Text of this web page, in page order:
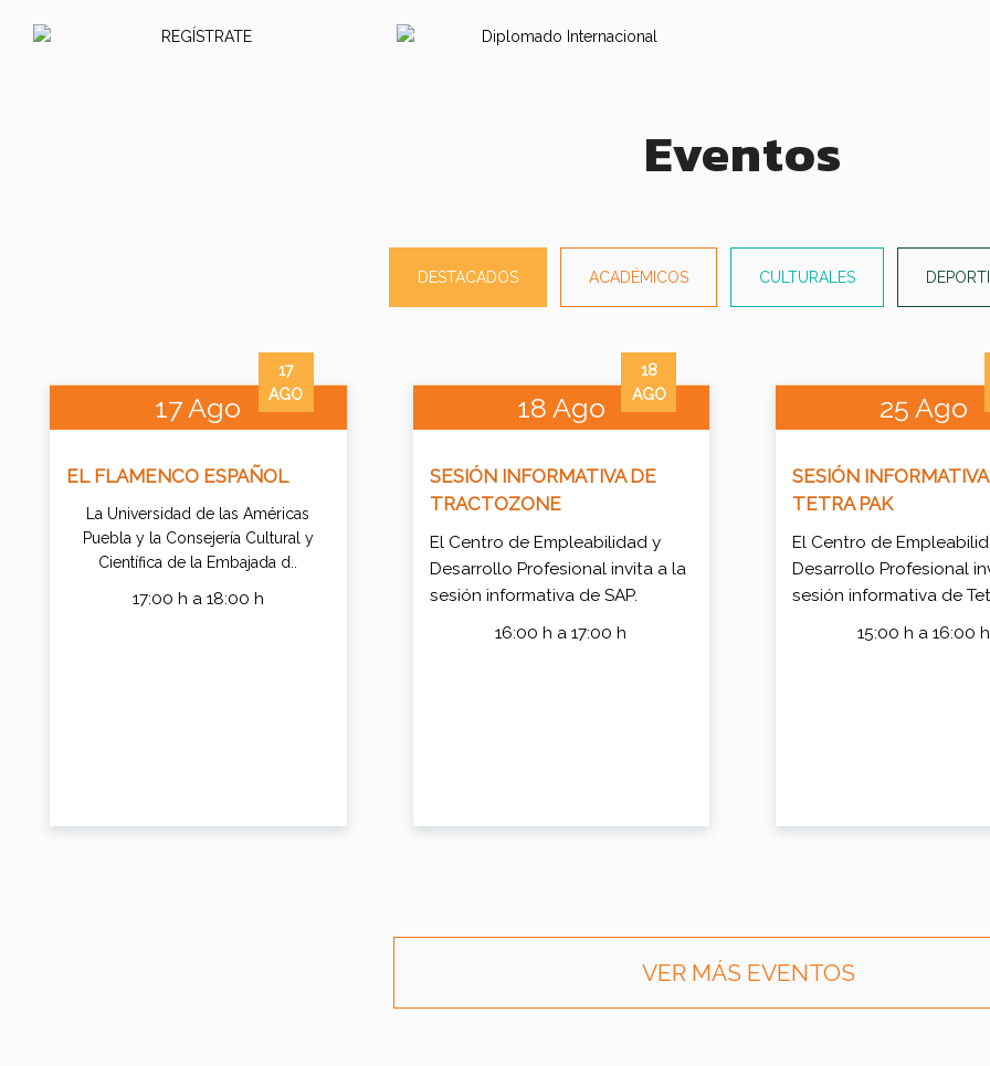
Eventos
DESTACADOS ACADÉMICOS CULTURALES
17
AGO
17 Ago
EL FLAMENCO ESPAÑOL
La Universidad de las Américas
Puebla y la Consejería Cultural y
Científica de la Embajada d..
17:00 h a 18:00 h
18
AGO
18 Ago
SESIÓN INFORMATIVA DE
TRACTOZONE
El Centro de Empleabilidad y
Desarrollo Profesional invita a la
sesión informativa de SAP.
16:00 h a 17:00 h
25 Ago
SESIÓN
TETRA PAK
El Centro de
Desarrollo Profesional
sesión informativa de
15:00 h a 16:00 h
VER MÁS EVENTOS